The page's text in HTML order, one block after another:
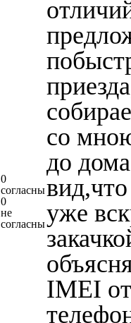
0
согласны
0
не
согласны
со
до
уже
IMEI